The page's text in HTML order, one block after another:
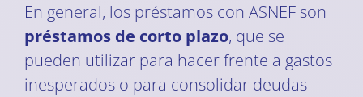
En general, los préstamos con ASNEF son
préstamos de corto plazo, que se
pueden utilizar para hacer frente a gastos
inesperados o para consolidar deudas